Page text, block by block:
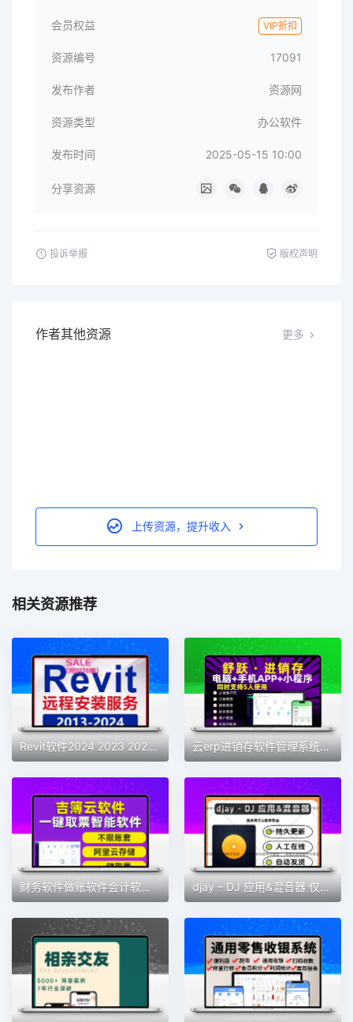
会员权益 VIP折扣
资源编号 17091
发布作者 资源网
资源类型 办公软件
发布时间 2025-05-15 10:00
分享资源
投诉举报 版权声明
作者其他资源 更多
上传资源，提升收入
相关资源推荐
Revit软件2024 2023 2022 2021 2019 2018 2016BIM安装族库远程包 云erp进销存软件管理系统仓库库存管理系统送货单管理系统永久
财务软件做账软件会计软件记账软件财务系统会计神器新款财务软件 djay – DJ 应用&混音器 仅支持MAC 软件素材